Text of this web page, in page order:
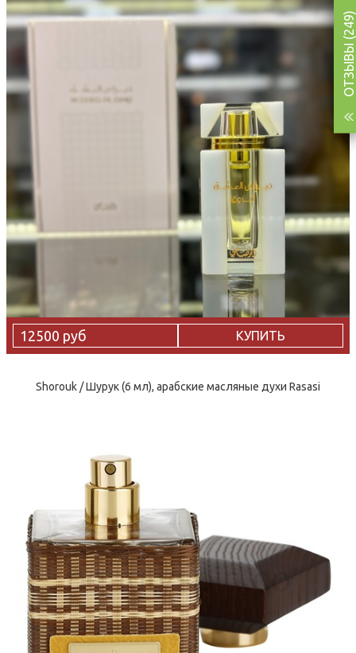
12500 руб КУПИТЬ
Shorouk / Шурук (6 мл), арабские масляные духи Rasasi
ОТЗЫВЫ (249)